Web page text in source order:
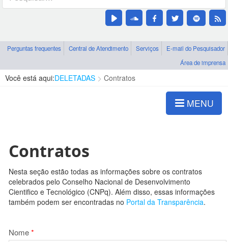
Perguntas frequentes Central de Atendimento Serviços
E-mail do Pesquisador
Área de imprensa
Você está aqui:DELETADAS Contratos
MENU
Contratos
Nesta seção estão todas as informações sobre os contratos
celebrados pelo Conselho Nacional de Desenvolvimento
Cientifico e Tecnológico (CNPq). Além disso, essas informações
também podem ser encontradas no Portal da Transparência.
Nome*